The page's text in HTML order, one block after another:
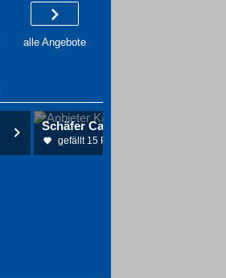
alle Angebote
gefällt 15 Personen